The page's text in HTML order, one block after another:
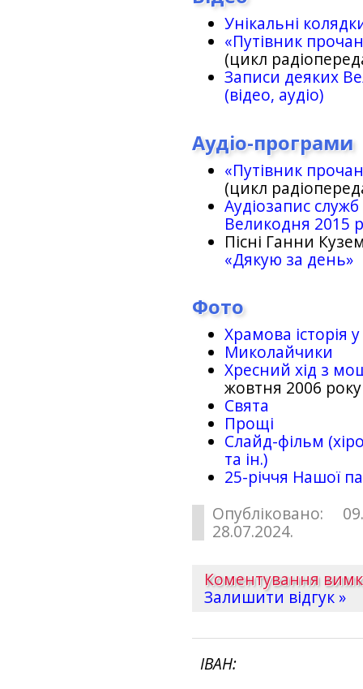
Унікальні
«Путівник
(цикл
Записи деяких
(відео, аудіо)
Аудіо-програми
«Путівник
(цикл
Аудіозапис
Великодня 2015
Пісні Ганни
«Дякую за день»
Фото
Храмова історія
Миколайчики
Хресний хід з
жовтня 2006 року
Свята
Прощі
Слайд-фільм
та ін.)
25-рiччя Нашої
Опубліковано:
28.07.2024.
Коментування
Залишити відгук »
ІВАН